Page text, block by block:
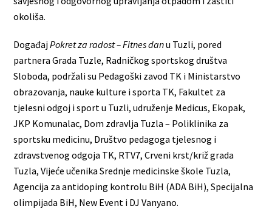
okoliša.
DogađajPokret za radost – Fitnes danu Tuzli, pored
partnera Grada Tuzle, Radničkog sportskog društva
Sloboda, podržali su Pedagoški zavod TK i Ministarstvo
obrazovanja, nauke kulture i sporta TK, Fakultet za
tjelesni odgoj i sport u Tuzli, udruženje Medicus, Ekopak,
JKP Komunalac, Dom zdravlja Tuzla – Poliklinika za
sportsku medicinu, Društvo pedagoga tjelesnog i
zdravstvenog odgoja TK, RTV7, Crveni krst/križ grada
Tuzla, Vijeće učenika Srednje medicinske škole Tuzla,
Agencija za antidoping kontrolu BiH (ADA BiH), Specijalna
olimpijada BiH, New Event i DJ Vanyano.